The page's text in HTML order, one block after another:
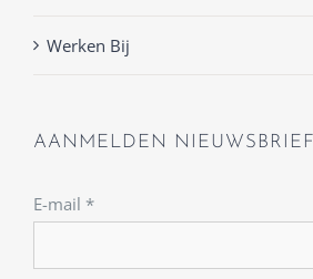
Werken Bij
AANMELDEN NIEUWSBRIEF
E-mail *